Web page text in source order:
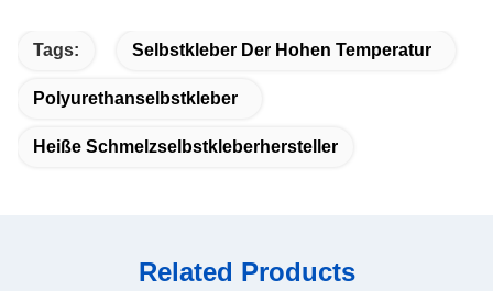
Tags: Selbstkleber Der Hohen Temperatur
Polyurethanselbstkleber
Heiße Schmelzselbstkleberhersteller
Related Products